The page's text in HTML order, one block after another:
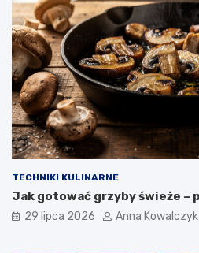
TECHNIKI KULINARNE
Jak gotować grzyby świeże –
29 lipca 2026 Anna Kowalczyk